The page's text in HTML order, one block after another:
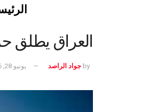
العراق يطلق حملة اعتقالات
by جواد الراصد يونيو 28, 2026